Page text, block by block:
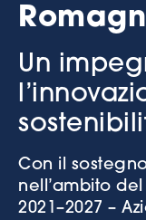
Un
Con il
nell’ambito del
2021–2027 –